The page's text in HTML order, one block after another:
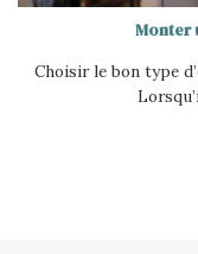
Monter
Choisir le bon type